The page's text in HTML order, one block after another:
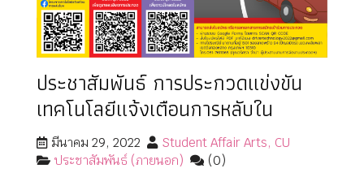
ประชาสัมพันธ์ การประกวดแข่งขัน
เทคโนโลยีแจ้งเตือนการหลับใน
มีนาคม 29, 2022
Student Affair Arts, CU
ประชาสัมพันธ์ (ภายนอก)
(0)